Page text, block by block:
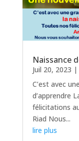
Naissance
Juil 20, 2023 |
C’est avec
d’apprendre
félicitations
Riad Nous...
lire plus